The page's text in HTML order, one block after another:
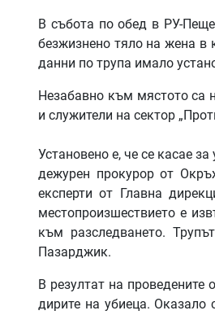
В събота по обед в РУ-
безжизнено тяло на жена в
данни по трупа имало
Незабавно към мястото са
и служители на сектор
Установено е, че се касае
дежурен прокурор от
експерти от Главна
местопроизшествието е
към разследването.
Пазарджик.
В резултат на проведените
дирите на убиеца. Оказало